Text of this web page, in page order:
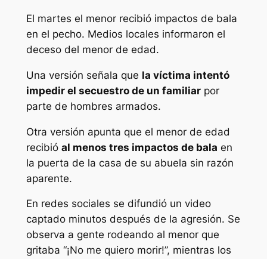
El martes el menor recibió impactos de bala
en el pecho. Medios locales informaron el
deceso del menor de edad.
Una versión señala que la víctima intentó
impedir el secuestro de un familiarpor
parte de hombres armados.
Otra versión apunta que el menor de edad
recibió al menos tres impactos de bala en
la puerta de la casa de su abuela sin razón
aparente.
En redes sociales se difundió un video
captado minutos después de la agresión. Se
observa a gente rodeando al menor que
gritaba “¡No me quiero morir!”, mientras los